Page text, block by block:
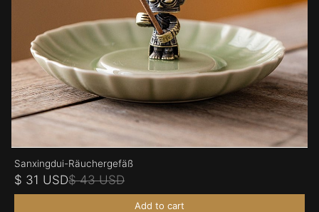
Sanxingdui-Räuchergefäß
$ 31 USD$ 43 USD
Add to cart